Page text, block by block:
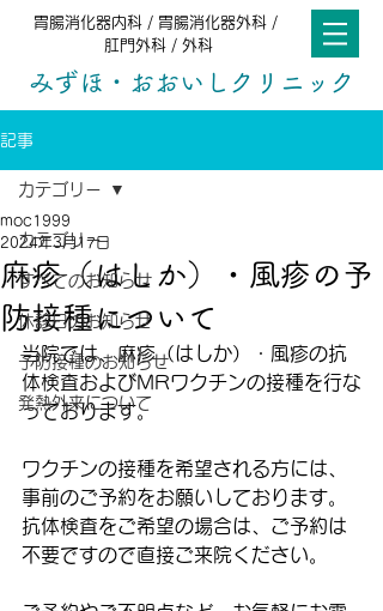
胃腸消化器内科 / 胃腸消化器外科 /
肛門外科 / 外科
みずほ・おおいしクリニック
記事
カテゴリー
すべてのお知らせ
休診日のお知らせ
予防接種のお知らせ
発熱外来について
カテゴリー
麻疹（はしか）・風疹の予
防接種について
moc1999
2024年3月17日
当院では、麻疹（はしか）・風疹の抗
体検査およびMRワクチンの接種を行な
っております。
ワクチンの接種を希望される方には、
事前のご予約をお願いしております。
抗体検査をご希望の場合は、ご予約は
不要ですので直接ご来院ください。